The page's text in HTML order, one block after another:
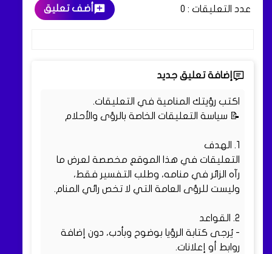
عدد التعليقات : 0 أضف تعليق
إضافة تعليق جديد
اكتب رؤيتك المنامية في التعليقات.
📝 سياسة التعليقات الخاصة بالرؤى والأحلام
1. الهدف
التعليقات في هذا الموقع مخصصة لعرض ما
رآه الزائر في منامه، وطلب التفسير فقط،
وليست للرؤى العامة التي لا تخص رائي المنام.
2. القواعد
- يُرجى كتابة الرؤيا بوضوح وبأدب، دون إضافة
روابط أو إعلانات.